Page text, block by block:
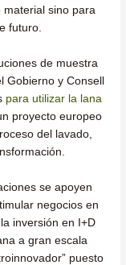
material sino para
futuro.
de muestra
y Consell
para utilizar la lana
proyecto europeo
del lavado,
se apoyen
negocios en
inversión en I+D
a gran escala
puesto